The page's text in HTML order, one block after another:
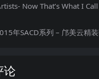
Now That’s What I
年SACD系列 – 邝美云精
论